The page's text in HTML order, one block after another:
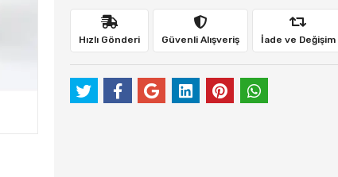
Hızlı Gönderi Güvenli Alışveriş İade ve Değişim